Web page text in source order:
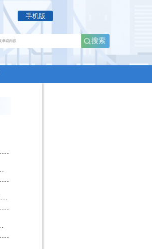
郑波涛带队赴海峡路项目、南湖Mall开展劳动保护督查暨高温慰问